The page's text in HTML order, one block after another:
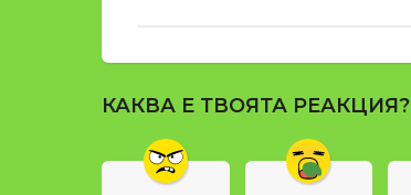
н
и
р
е
a
g
КАКВА Е ТВОЯТА РЕАКЦИЯ?